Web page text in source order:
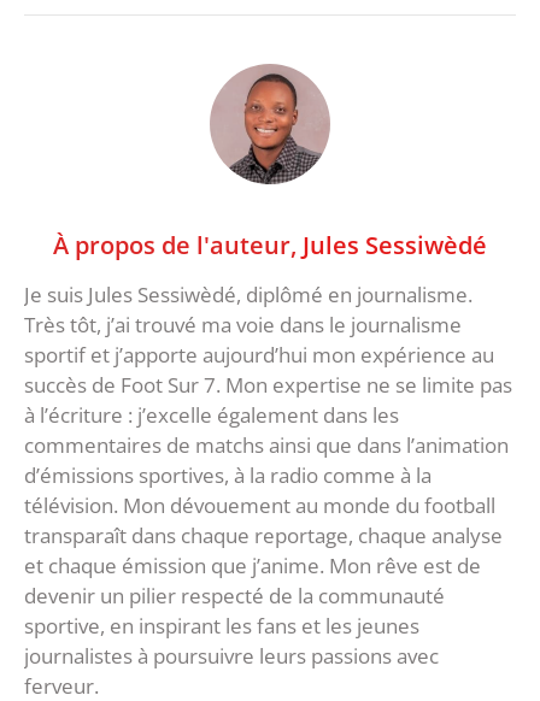
À propos de l'auteur, Jules Sessiwèdé
Je suis Jules Sessiwèdé, diplômé en journalisme.
Très tôt, j’ai trouvé ma voie dans le journalisme
sportif et j’apporte aujourd’hui mon expérience au
succès de Foot Sur 7. Mon expertise ne se limite pas
à l’écriture : j’excelle également dans les
commentaires de matchs ainsi que dans l’animation
d’émissions sportives, à la radio comme à la
télévision. Mon dévouement au monde du football
transparaît dans chaque reportage, chaque analyse
et chaque émission que j’anime. Mon rêve est de
devenir un pilier respecté de la communauté
sportive, en inspirant les fans et les jeunes
journalistes à poursuivre leurs passions avec
ferveur.